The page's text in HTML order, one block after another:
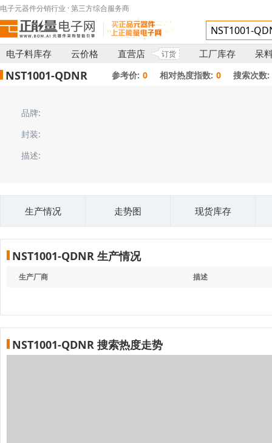
电子元器件分销行业 · 第三方综合服务商
电子料库存 云价格 直营店 订货 工厂库存 呆
NST1001-QDNR 参考价: 0 相对热度指数: 0 搜索次数:
品牌:
封装:
描述:
生产情况 走势图 现货库存
NST1001-QDNR 生产情况
生产厂商 描述
NST1001-QDNR 搜索热度走势